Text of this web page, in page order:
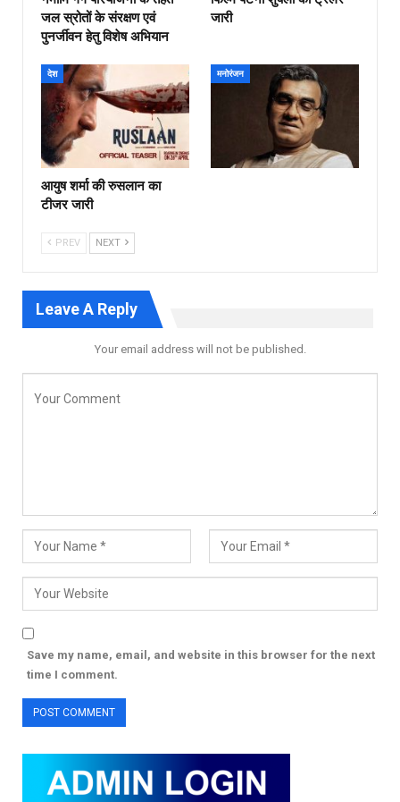
जल स्रोतों के संरक्षण एवं
पुनर्जीवन हेतु विशेष अभियान
जारी
देश
आयुष शर्मा की रुसलान का
टीजर जारी
मनोरंजन
PREV NEXT
Leave A Reply
Your email address will not be published.
Save my name, email, and website in this browser for the next
time I comment.